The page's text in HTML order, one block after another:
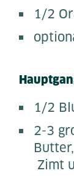
1/2
1/2
2-3
Zimt